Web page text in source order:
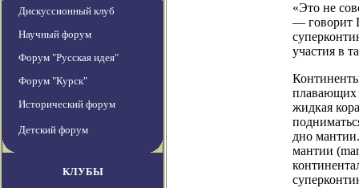
Дискуссионный клуб
Научный форум
Форум "Русская идея"
Форум "Курск"
Исторический форум
Детский форум
КЛУБЫ
«Это не
— говорит
участия в
плавающих
жидкая
дно
мантии